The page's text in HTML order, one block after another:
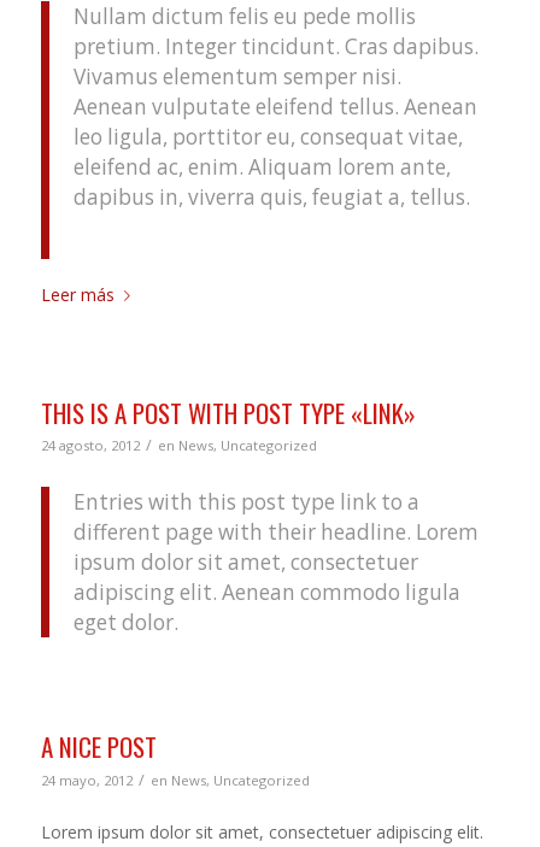
Nullam dictum felis eu pede mollis
pretium. Integer tincidunt. Cras dapibus.
Vivamus elementum semper nisi.
Aenean vulputate eleifend tellus. Aenean
leo ligula, porttitor eu, consequat vitae,
eleifend ac, enim. Aliquam lorem ante,
dapibus in, viverra quis, feugiat a, tellus.
Leer más
THIS IS A POST WITH POST TYPE «LINK»
24 agosto, 2012 / en News, Uncategorized
Entries with this post type link to a
different page with their headline. Lorem
ipsum dolor sit amet, consectetuer
adipiscing elit. Aenean commodo ligula
eget dolor.
A NICE POST
24 mayo, 2012 / en News, Uncategorized
Lorem ipsum dolor sit amet, consectetuer adipiscing elit.